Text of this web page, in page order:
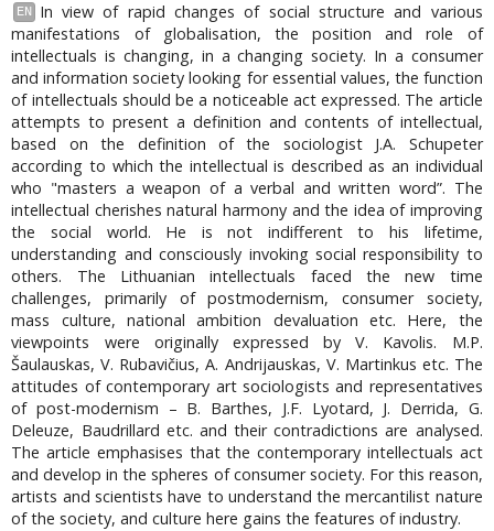
EN
In view of rapid changes of social structure and various
manifestations of globalisation, the position and role of
intellectuals is changing, in a changing society. In a consumer
and information society looking for essential values, the function
of intellectuals should be a noticeable act expressed. The article
attempts to present a definition and contents of intellectual,
based on the definition of the sociologist J.A. Schupeter
according to which the intellectual is described as an individual
who "masters a weapon of a verbal and written word”. The
intellectual cherishes natural harmony and the idea of improving
the social world. He is not indifferent to his lifetime,
understanding and consciously invoking social responsibility to
others. The Lithuanian intellectuals faced the new time
challenges, primarily of postmodernism, consumer society,
mass culture, national ambition devaluation etc. Here, the
viewpoints were originally expressed by V. Kavolis. M.P.
Šaulauskas, V. Rubavičius, A. Andrijauskas, V. Martinkus etc. The
attitudes of contemporary art sociologists and representatives
of post-modernism – B. Barthes, J.F. Lyotard, J. Derrida, G.
Deleuze, Baudrillard etc. and their contradictions are analysed.
The article emphasises that the contemporary intellectuals act
and develop in the spheres of consumer society. For this reason,
artists and scientists have to understand the mercantilist nature
of the society, and culture here gains the features of industry.